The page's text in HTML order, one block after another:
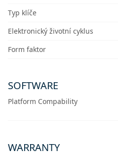
Typ klíče
Elektronický životní cyklus
Form faktor
SOFTWARE
Platform Compability
WARRANTY